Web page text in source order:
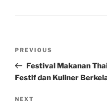
Previous
Post
PREVIOUS
Festival Makanan
Festif dan Kuliner
Next
NEXT